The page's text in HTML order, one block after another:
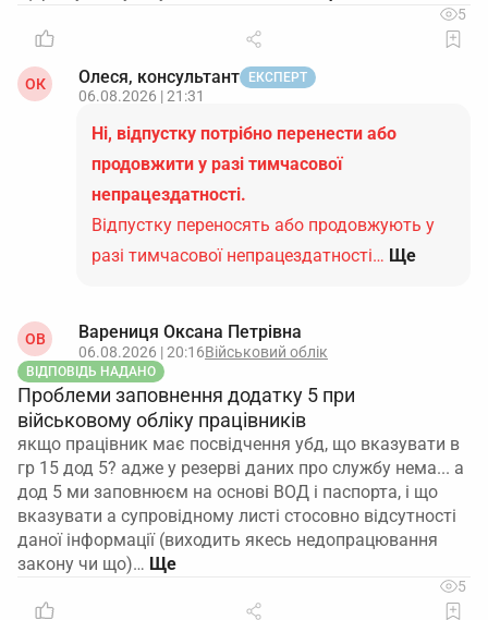
5
ОК Олеся, консультант ЕКСПЕРТ
06.08.2026 | 21:31
Ні, відпустку потрібно перенести або
продовжити у разі тимчасової
непрацездатності.
Відпустку переносять або продовжують у
разі тимчасової непрацездатності… Ще
ОВ Варениця Оксана Петрівна
06.08.2026 | 20:16Військовий облік
ВІДПОВІДЬ НАДАНО
Проблеми заповнення додатку 5 при
військовому обліку працівників
якщо працівник має посвідчення убд, що вказувати в
гр 15 дод 5? адже у резерві даних про службу нема... а
дод 5 ми заповнюєм на основі ВОД і паспорта, і що
вказувати а супровідному листі стосовно відсутності
даної інформації (виходить якесь недопрацювання
закону чи що)…
5